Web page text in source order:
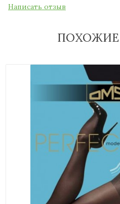
Написать отзыв
ПОХОЖИЕ